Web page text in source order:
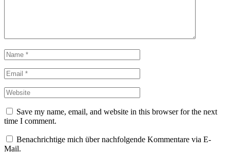
Save my name, email, and website in this browser for the next
time I comment.
Benachrichtige mich über nachfolgende Kommentare via E-
Mail.